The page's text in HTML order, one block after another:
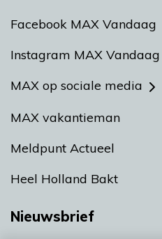
Facebook MAX Vandaag
Instagram MAX Vandaag
MAX op sociale media
MAX vakantieman
Meldpunt Actueel
Heel Holland Bakt
Nieuwsbrief